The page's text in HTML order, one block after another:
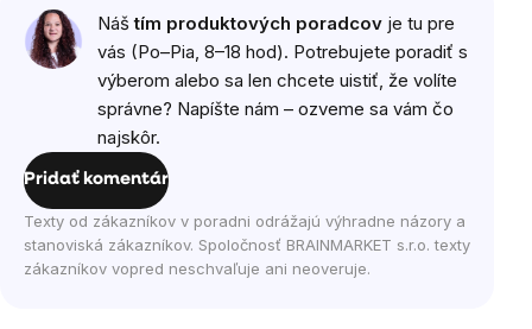
Náštím produktových poradcov je tu pre
vás (Po–Pia, 8–18 hod). Potrebujete poradiť s
výberom alebo sa len chcete uistiť, že volíte
správne? Napíšte nám – ozveme sa vám čo
najskôr.
Pridať komentár
Texty od zákazníkov v poradni odrážajú výhradne názory a
stanoviská zákazníkov. Spoločnosť BRAINMARKET s.r.o. texty
zákazníkov vopred neschvaľuje ani neoveruje.